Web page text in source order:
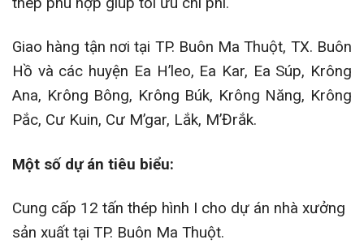
Giao hàng tận nơi tại TP. Buôn Ma Thuột, TX. Buôn
Hồ và các huyện Ea H’leo, Ea Kar, Ea Súp, Krông
Ana, Krông Bông, Krông Búk, Krông Năng, Krông
Pắc, Cư Kuin, Cư M’gar, Lắk, M’Đrắk.
Một số dự án tiêu biểu:
Cung cấp 12 tấn thép hình I cho dự án nhà xưởng
sản xuất tại TP. Buôn Ma Thuột.